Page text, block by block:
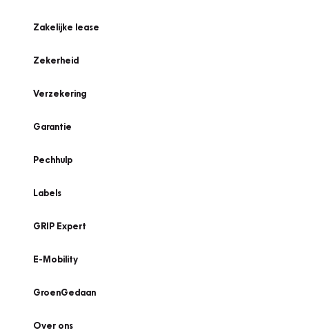
Zakelijke lease
Zekerheid
Verzekering
Garantie
Pechhulp
Labels
GRIP Expert
E-Mobility
GroenGedaan
Over ons